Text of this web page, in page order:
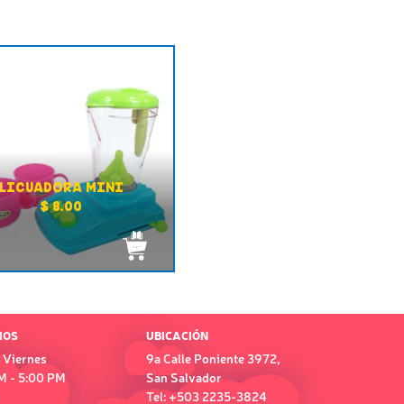
LICUADORA MINI
$ 8.00
Viernes
- 5:00 PM
UBICACIÓN
9a Calle Poniente 3972,
San Salvador
Tel: +503 2235-3824